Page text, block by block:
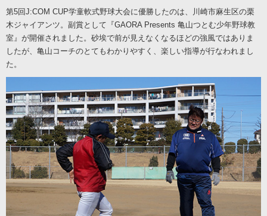
第5回J:COM CUP学童軟式野球大会に優勝したのは、川崎市麻生区の栗
木ジャイアンツ。副賞として『GAORA Presents 亀山つとむ少年野球教
室』が開催されました。砂埃で前が見えなくなるほどの強風ではありま
したが、亀山コーチのとてもわかりやすく、楽しい指導が行なわれまし
た。